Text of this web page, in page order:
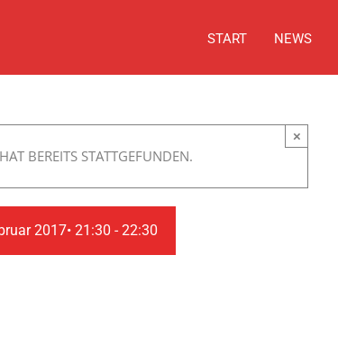
START NEWS
BEREITS STATTGEFUNDEN.
×
2017• 21:30 - 22:30